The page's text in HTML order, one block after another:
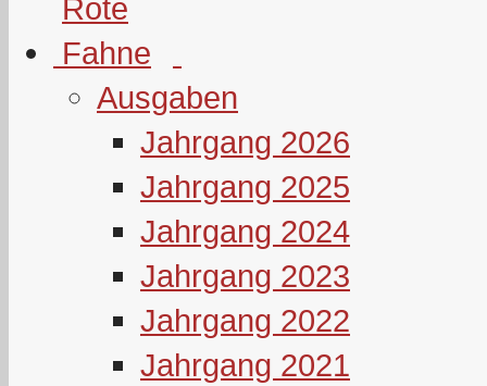
Ausgaben
Jahrgang 2026
Jahrgang 2025
Jahrgang 2024
Jahrgang 2023
Jahrgang 2022
Jahrgang 2021